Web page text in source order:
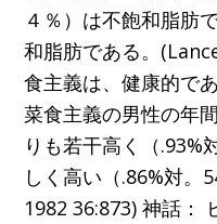
４％）は不飽和脂肪
和脂肪である。
食主義は、健康的で
菜食主義の男性の年
りも若干高く（.93%
しく高い（.86%対
1982 36:873) 神話：